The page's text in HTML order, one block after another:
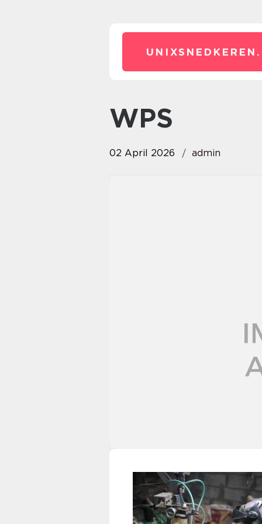
UNIXSNEDKEREN.
WPS
02 April 2026 admin